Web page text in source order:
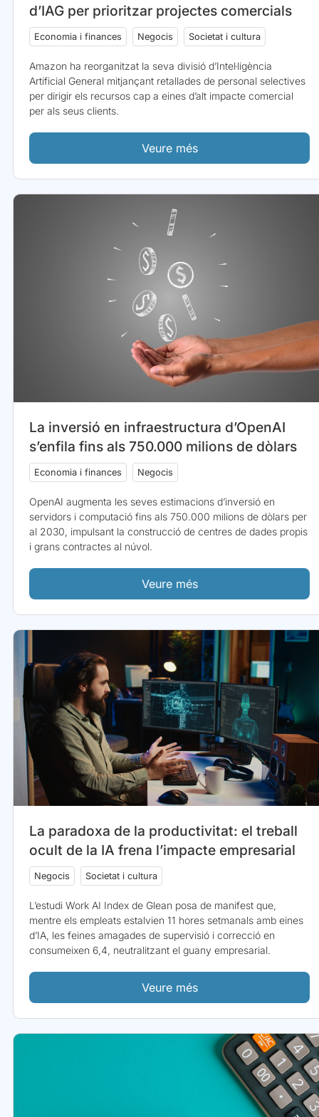
d’IAG per prioritzar projectes comercials
Economia i finances Negocis Societat i cultura
Amazon ha reorganitzat la seva divisió d’Intel·ligència
Artificial General mitjançant retallades de personal selectives
per dirigir els recursos cap a eines d’alt impacte comercial
per als seus clients.
Veure més
La inversió en infraestructura d’OpenAI
s’enfila fins als 750.000 milions de dòlars
Economia i finances Negocis
OpenAI augmenta les seves estimacions d’inversió en
servidors i computació fins als 750.000 milions de dòlars per
al 2030, impulsant la construcció de centres de dades propis
i grans contractes al núvol.
Veure més
La paradoxa de la productivitat: el treball
ocult de la IA frena l’impacte empresarial
Negocis Societat i cultura
L’estudi Work AI Index de Glean posa de manifest que,
mentre els empleats estalvien 11 hores setmanals amb eines
d’IA, les feines amagades de supervisió i correcció en
consumeixen 6,4, neutralitzant el guany empresarial.
Veure més